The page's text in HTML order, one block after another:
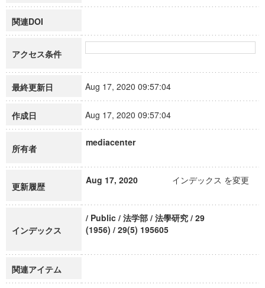
関連DOI
アクセス条件
最終更新日 Aug 17, 2020 09:57:04
作成日 Aug 17, 2020 09:57:04
所有者
mediacenter
更新履歴
Aug 17, 2020 インデックス を変更
インデックス
/ Public / 法学部 / 法學研究 / 29
(1956) / 29(5) 195605
関連アイテム